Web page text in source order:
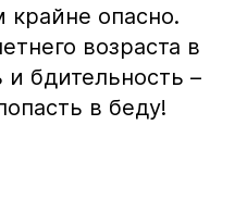
опасно.
возраста в
бдительность –
в беду!